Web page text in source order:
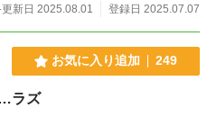
新日 2025.08.01
登録日 2025.07.07
お気に入り追加 249
ラズ